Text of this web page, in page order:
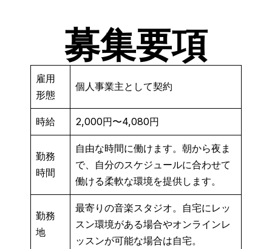
募集要項
雇用
形態
個人事業主として契約
時給 2,000円〜4,080円
勤務
時間
自由な時間に働けます。朝から夜ま
で、自分のスケジュールに合わせて
働ける柔軟な環境を提供します。
勤務
地
最寄りの音楽スタジオ。自宅にレッ
スン環境がある場合やオンラインレ
ッスンが可能な場合は自宅。